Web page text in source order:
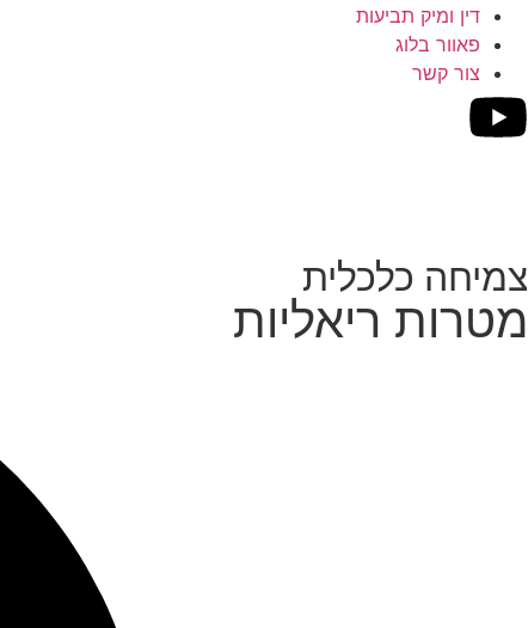
דין ומיק תביעות
פאוור בלוג
צור קשר
צמיחה כלכלית
מטרות ריאליות